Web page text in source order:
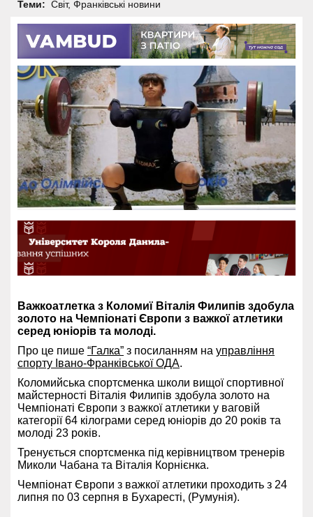
Теми: Світ, Франківські новини
Важкоатлетка з Коломиї Віталія Филипів здобула
золото на Чемпіонаті Європи з важкої атлетики
серед юніорів та молоді.
Про це пише “Галка” з посиланням на управління
спорту Івано-Франківської ОДА.
Коломийська спортсменка школи вищої спортивної
майстерності Віталія Филипів здобула золото на
Чемпіонаті Європи з важкої атлетики у ваговій
категорії 64 кілограми серед юніорів до 20 років та
молоді 23 років.
Тренується спортсменка під керівництвом тренерів
Миколи Чабана та Віталія Корнієнка.
Чемпіонат Європи з важкої атлетики проходить з 24
липня по 03 серпня в Бухаресті, (Румунія).